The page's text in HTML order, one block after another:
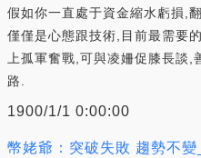
假如你一直處于資金縮水虧損,
僅僅是心態跟技術,目前最需要
上孤軍奮戰,可與凌姍促膝長談
路.
1900/1/1 0:00:00
幣姥爺：突破失敗 趨勢不